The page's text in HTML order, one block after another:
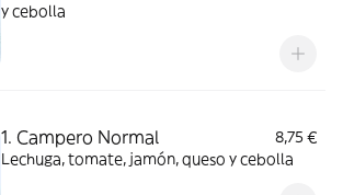
y cebolla
1. Campero Normal
8,75 €
Lechuga, tomate, jamón, queso y cebolla